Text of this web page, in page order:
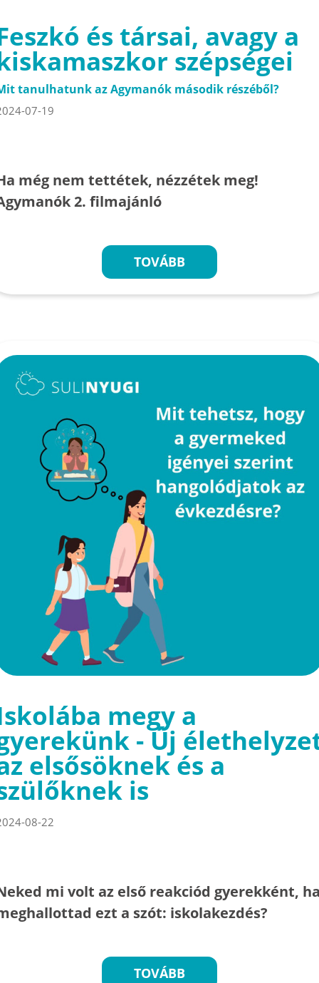
és társai, avagy a
szépségei
tanulhatunk az Agymanók második részéből?
07-19
még nem tettétek, nézzétek meg!
2. filmajánló
TOVÁBB
megy a
- Új
elsősöknek és a
is
08-22
mi volt az első reakciód gyerekként,
ezt a szót: iskolakezdés?
TOVÁBB